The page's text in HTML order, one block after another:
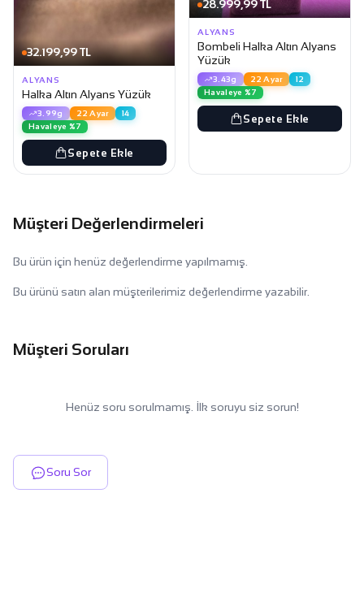
32.199,99 TL
ALYANS
Halka Altın Alyans Yüzük
3.99g 22 Ayar
14
Havaleye %7
Sepete Ekle
28.999,99 TL
ALYANS
Bombeli Halka Altın Alyans
Yüzük
3.43g 22 Ayar
12
Havaleye %7
Sepete Ekle
Müşteri Değerlendirmeleri
Bu ürün için henüz değerlendirme yapılmamış.
Bu ürünü satın alan müşterilerimiz değerlendirme yazabilir.
Müşteri Soruları
Henüz soru sorulmamış. İlk soruyu siz sorun!
Soru Sor